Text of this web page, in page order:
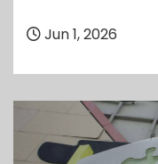
Jun 1, 2026